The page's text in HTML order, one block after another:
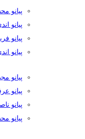
پیانو
پیانو
پیانو
پیانو
پیانو
پیانو
پیانو
پیانو